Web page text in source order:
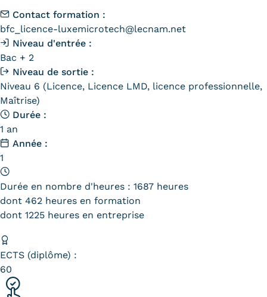
Tarifs
Modalités de financement
Infos entreprises
Former ses salariés
Être enseignant au Cnam
Infos partenaires
Communication
Contact formation :
bfc_licence-luxemicrotech@lecnam.net
Niveau d'entrée :
Bac + 2
Niveau de sortie :
Niveau 6 (Licence, Licence LMD, licence professionnelle,
Maîtrise)
Durée :
1 an
Année :
1
Durée en nombre d'heures : 1687 heures
dont 462 heures en formation
dont 1225 heures en entreprise
ECTS (diplôme) :
60